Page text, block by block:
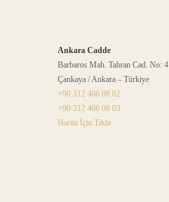
Ankara Cadde
Barbaros Mah. Tahran Cad. No: 4
Çankaya / Ankara – Türkiye
+90 312 466 08 02
+90 312 466 08 03
Harita İçin Tıkla